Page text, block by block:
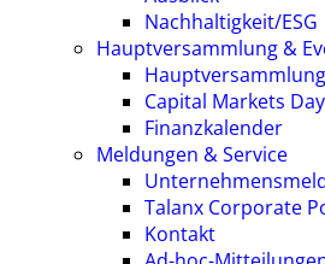
Nachhaltigkeit/ESG
Hauptversammlung &
Hauptversammlung
Capital Markets Day
Finanzkalender
Meldungen & Service
Talanx Corporate
Kontakt